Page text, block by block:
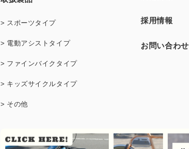
> スポーツタイプ
> 電動アシストタイプ
> ファインバイクタイプ
> キッズサイクルタイプ
> その他
採用情報
お問い合わせ